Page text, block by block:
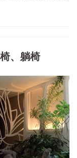
、躺椅